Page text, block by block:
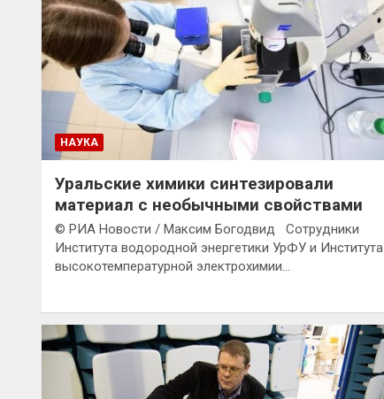
НАУКА
Уральские химики синтезировали
материал с необычными свойствами
© РИА Новости / Максим Богодвид Сотрудники
Института водородной энергетики УрФУ и Института
высокотемпературной электрохимии…